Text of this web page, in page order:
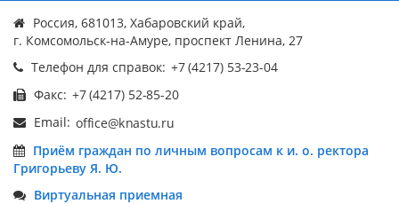
Россия, 681013, Хабаровский край,
г. Комсомольск-на-Амуре, проспект Ленина, 27
Телефон для справок:
Факс:
Email:
Приём граждан по личным вопросам к и. о. ректора
Григорьеву Я. Ю.
Виртуальная приемная